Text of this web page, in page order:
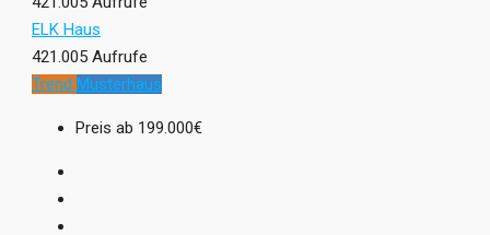
ELK Haus
421.005 Aufrufe
Trend Musterhaus
Preis ab 199.000€